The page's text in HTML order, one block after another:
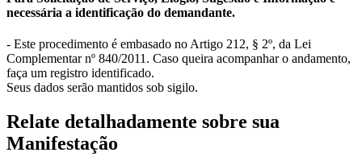
necessária a identificação do demandante.
- Este procedimento é embasado no Artigo 212, § 2º, da Lei
Complementar nº 840/2011. Caso queira acompanhar o andamento,
faça um registro identificado.
Seus dados serão mantidos sob sigilo.
Relate detalhadamente sobre sua
Manifestação